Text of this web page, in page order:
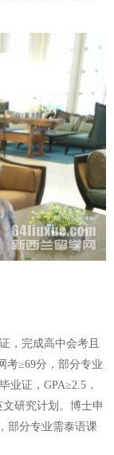
，完成高中会考且
考≥69分，部分专业
业证，GPA≥2.5，
研究计划。博士申
部分专业需泰语课